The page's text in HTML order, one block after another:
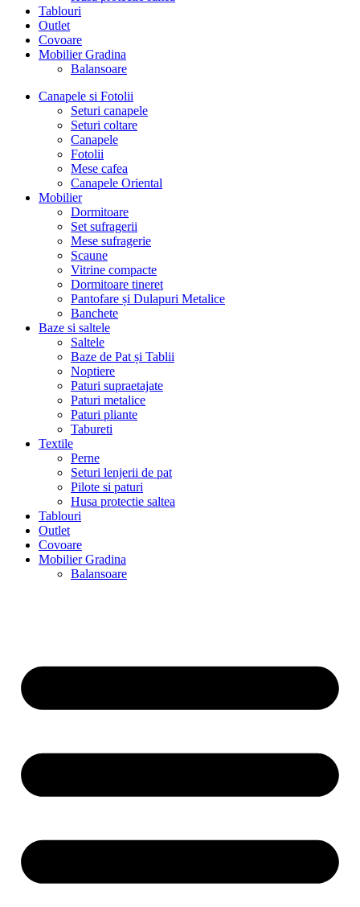
Tablouri
Outlet
Covoare
Mobilier Gradina
Balansoare
Canapele si Fotolii
Seturi canapele
Seturi coltare
Canapele
Fotolii
Mese cafea
Canapele Oriental
Mobilier
Dormitoare
Set sufragerii
Mese sufragerie
Scaune
Vitrine compacte
Dormitoare tineret
Pantofare și Dulapuri Metalice
Banchete
Baze si saltele
Saltele
Baze de Pat și Tablii
Noptiere
Paturi supraetajate
Paturi metalice
Paturi pliante
Tabureti
Textile
Perne
Seturi lenjerii de pat
Pilote si paturi
Husa protectie saltea
Tablouri
Outlet
Covoare
Mobilier Gradina
Balansoare